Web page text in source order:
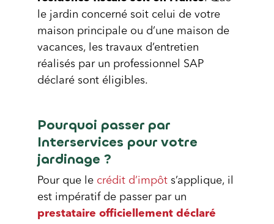
le jardin concerné soit celui de votre
maison principale ou d’une maison de
vacances, les travaux d’entretien
réalisés par un professionnel SAP
déclaré sont éligibles.
Pourquoi passer par
Interservices pour votre
jardinage ?
Pour que le crédit d’impôt s’applique, il
est impératif de passer par un
prestataire officiellement déclaré